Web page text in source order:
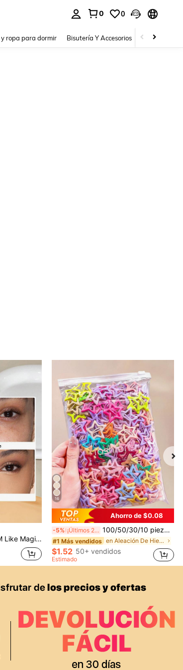
0 0
ropa para dormir Bisutería Y Accesorios Zapatos
Marca De Belleza CosméTica Maquillaje Para Mujeres Y NiñAs
16
Ahorro de $0.08
-5% ¡Últimos 2 días 100/50/30/10 piezas Lindos clips de estrella de cinco puntas estilo Y2K, clips de cabello coloridos, accesorios básicos para el cabello - Adecuados para niñas, uso diario en la escuela, fiestas, deportes, estética
#1 Más vendidos en Aleación De Hierro Accesorios para el cabello d
$1.52 50+ vendidos
Estimado